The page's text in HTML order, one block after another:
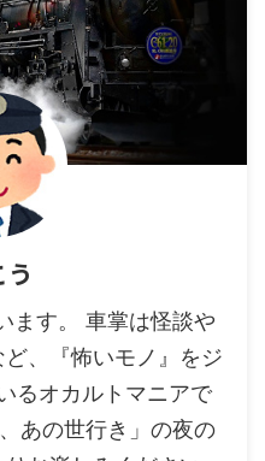
ます。 車掌は怪談や
、『怖いモノ』をジ
るオカルトマニアで
あの世行き」の夜の